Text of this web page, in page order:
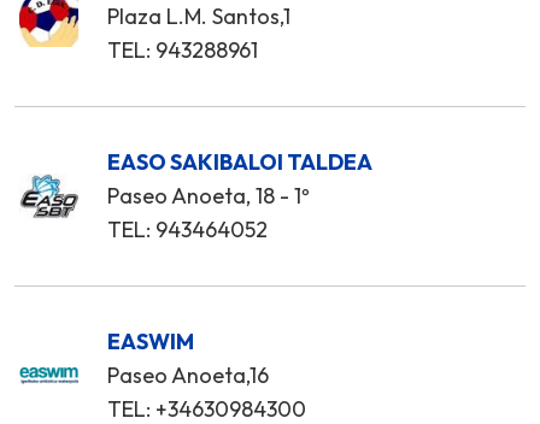
Plaza L.M. Santos,1
TEL: 943288961
EASO SAKIBALOI TALDEA
Paseo Anoeta, 18 - 1º
TEL: 943464052
EASWIM
Paseo Anoeta,16
TEL: +34630984300